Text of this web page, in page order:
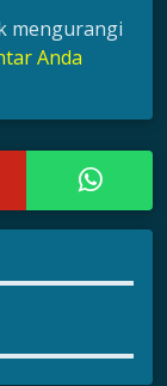
mengurangi
Anda